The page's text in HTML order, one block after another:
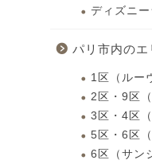
ディズニ
パリ市内のエ
1区（ルー
2区・9区
3区・4区
5区・6区
6区（サン